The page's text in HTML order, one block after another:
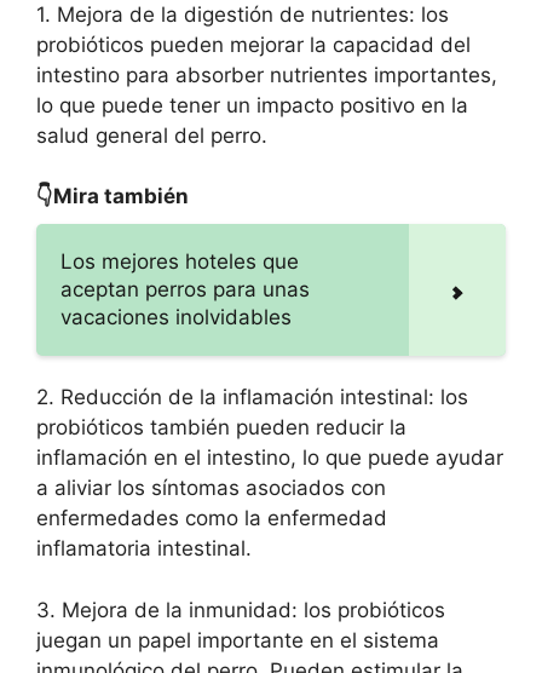
1. Mejora de la digestión de nutrientes: los
probióticos pueden mejorar la capacidad del
intestino para absorber nutrientes importantes,
lo que puede tener un impacto positivo en la
salud general del perro.
👇Mira también
Los mejores hoteles que
aceptan perros para unas
vacaciones inolvidables
2. Reducción de la inflamación intestinal: los
probióticos también pueden reducir la
inflamación en el intestino, lo que puede ayudar
a aliviar los síntomas asociados con
enfermedades como la enfermedad
inflamatoria intestinal.
3. Mejora de la inmunidad: los probióticos
juegan un papel importante en el sistema